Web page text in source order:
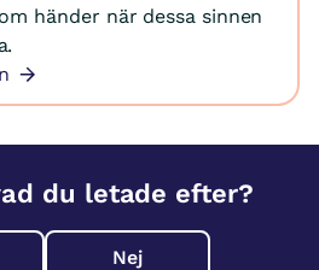
händer när dessa sinnen
du letade efter?
Nej